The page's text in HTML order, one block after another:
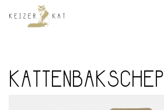
KATTENBAKSCHEP